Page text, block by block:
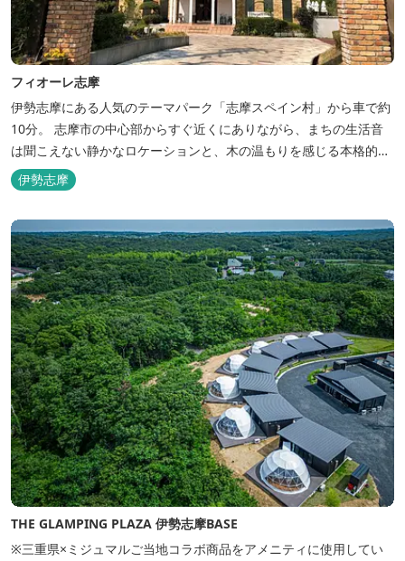
フィオーレ志摩
伊勢志摩にある人気のテーマパーク「志摩スペイン村」から車で約
10分。 志摩市の中心部からすぐ近くにありながら、まちの生活音
は聞こえない静かなロケーションと、木の温もりを感じる本格的な
コテージは、非日常の時間を過ごすにはぴったり。ペットと一緒に
泊まれる宿泊棟もあり、「週末、ペットとゆっくり過ごしたい」と
いう利用客も多いです。
伊勢志摩
THE GLAMPING PLAZA 伊勢志摩BASE
※三重県×ミジュマルご当地コラボ商品をアメニティに使用してい